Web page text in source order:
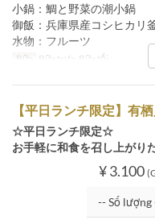
小鍋：鯛と野菜の潮小鍋
御飯：兵庫県産コシヒカ
水物：フルーツ
Bữa Bữa trưa, Bữa tối
【平日ランチ限定】有
☆平日ランチ限定☆
お手軽に和食を召し上がり
¥ 3.100